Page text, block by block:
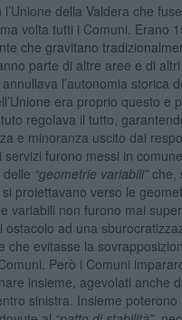
della Valdera che
volta tutti i Comuni. Erano
che gravitano
parte di altre aree e di altri
l’autonomia storica
era proprio questo e
regolava il tutto,
e minoranza uscito dai
servizi furono messi in
“geometrie variabili”che,
proiettavano verso le
variabili non furono mai
ostacolo ad una
che evitasse la
Però i Comuni
insieme, agevolati anche
sinistra. Insieme poterono